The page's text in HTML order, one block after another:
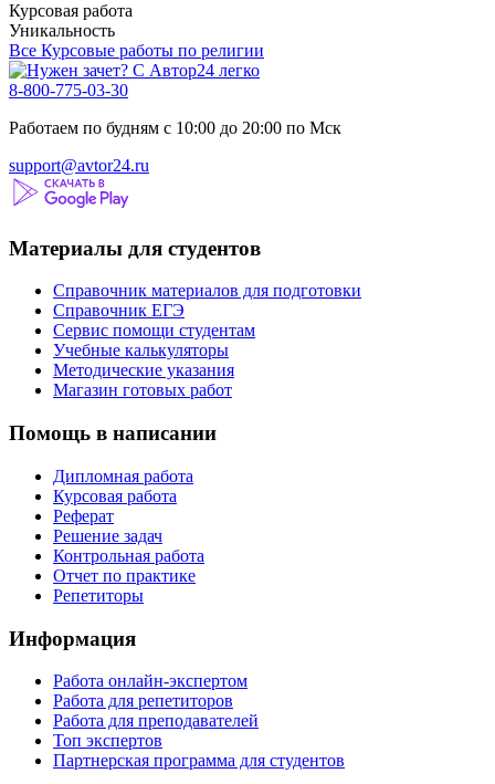
Курсовая работа
Уникальность
Все Курсовые работы по религии
8-800-775-03-30
Работаем по будням с 10:00 до 20:00 по Мск
support@avtor24.ru
Материалы для студентов
Справочник материалов для подготовки
Справочник ЕГЭ
Сервис помощи студентам
Учебные калькуляторы
Методические указания
Магазин готовых работ
Помощь в написании
Дипломная работа
Курсовая работа
Реферат
Решение задач
Контрольная работа
Отчет по практике
Репетиторы
Информация
Работа онлайн-экспертом
Работа для репетиторов
Работа для преподавателей
Топ экспертов
Партнерская программа для студентов